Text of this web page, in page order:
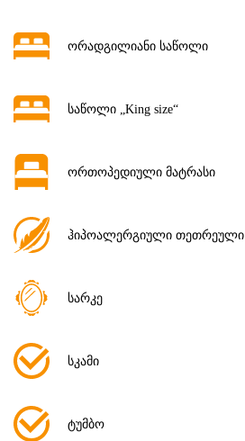
ორადგილიანი საწოლი
საწოლი „King size“
ორთოპედიული მატრასი
ჰიპოალერგიული თეთრეული
სარკე
სკამი
ტუმბო